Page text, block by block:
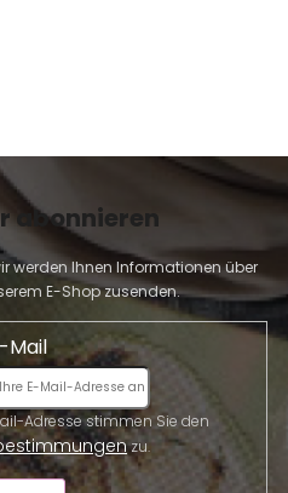
abonnieren
werden Ihnen Informationen über
E-Shop zusenden.
Mail
zu.